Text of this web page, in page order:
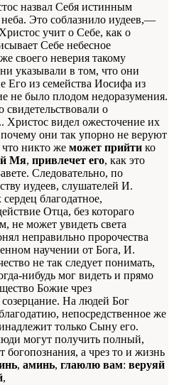
назвал Себя истинным
Это соблазнило иудеев,—
учит о Себе, как о
Себе небесное
своего неверия такому
указывали в том, что они
Его из семейства Иосифа из
не было плодом недоразумения.
свидетельствовали о
видел ожесточение их
почему они так упорно не веруют
никто же может прийти ко
Мя, привлечет его, как это
Следовательно, по
иудеев, слушателей И.
благодатное,
Отца, без котораго
не может увидеть света
неправильно пророчества
научении от Бога, И.
не так следует понимать,
нибудь мог видеть и прямо
Божие чрез
На людей Бог
непосредственное же
только Сыну его.
могут получить полный,
богопознания, а чрез то и жизнь
, аминь, глаюлю вам: веруяй
,